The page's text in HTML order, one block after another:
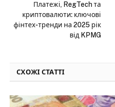
Платежі, RegTech та
криптовалюти: ключові
фінтех-тренди на 2025 рік
від KPMG
СХОЖІ СТАТТІ